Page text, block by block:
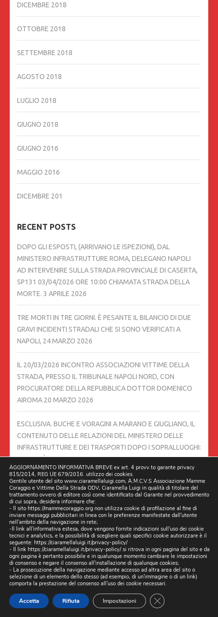
DICEMBRE 2018
OTTOBRE 2018
SETTEMBRE 2018
AGOSTO 2018
LUGLIO 2018
GIUGNO 2018
GIUGNO 2016
MAGGIO 2016
DICEMBRE 201
RECENT POSTS
DOPO GLI ESPOSTI, (ARRIVANO LE ISPEZIONI), DAL
MINISTERO INFRASTRUTTURE ROMA, DELEGANO NAPOLI
AD INTERVENIRE SULLA STRADA PROVINCIALE DI CASERTA,
SP131 03/04/2026 ORE 10:00 CHIAMATA STRADA DELLA
MORTE. 3 APRILE 2026
TRE MORTI IN TRE GIORNI. È PESANTE IL BILANCIO DI DUE
GRAVI INCIDENTI STRADALI CHE SI SONO VERIFICATI A
NAPOLI, 24 MARZO 2026
IL 20/03/2026 INCONTRO ASSOCIAZIONI VITTIME DELLA
STRADA, PRESSO IL TRIBUNALE NAPOLI NORD, CON
PROCURATORE DELLA REPUBBLICA DOTTOR DOMENICO
AIROMA 20 MARZO 2026
ESCLUSIVA. BUCHE E VORAGINI A MARANO E GIUGLIANO, IL
CONTENUTO DELLE RELAZIONI DEL MINISTERO DELLE
INFRASTRUTTURE E DEI TRASPORTI DOPO I SOPRALLUOGHI:
CRITICITÀ E PRIMI INTERVENTI19 MARZO 2026
06/03/2026 DUE CAMION DELLA RACCOLTA RIFIUTI DI
TRENTOLA DUCENTA FANNO TRASBORDO IN STRADA A
LUSCIANO.6 MARZO 2026
STRADE DISSESTATE, BLITZ DEGLI ISPETTORI MINISTERIALI
ANCHE A GIUGLIANO 5 MARZO 2026
LA BUCA LUSCIANO IN VIALE DELLA LIBERTÀ, CIVICO 55, È
ANCORA LÌ.4 MARZO 2026
L’ILLUMINAZIONE TRA VIA BETTINO CRAXI E VIA LUCARELLI È
AGGIORNAMENTO INFORMATIVA BREVE ex art. 4 provv.to garante privacy
815/2014, REG UE 679/2016. utilizzo dei cookies.
Gentile utente del sito www.ciaramellaluigi.com, A.M.C.V.S Associazione Mamme
Coraggio e Vittime Della Strada ODV, Ciaramella Luigi in qualità di titolare del
trattamento ovvero di editore così come identificato dal Garante nel provvedimento
di cui sopra, desidera informare che:
- Il sito https://mammecoraggio.org non utilizza cookie di profilazione al fine di
inviare messaggi pubblicitari in linea con le preferenze manifestate dall'utente
nell'ambito della navigazione in rete;
-Il link all'informativa estesa, dove vengono fornite indicazioni sull'uso dei cookie
tecnici e analytics, e la possibilità di scegliere quali specifici cookie autorizzare è il
seguente: https://ciaramellaluigi.it/privacy-policy/
- Il link https://ciaramellaluigi.it/privacy-policy/si ritrova in ogni pagina del sito e da
ogni pagina è pertanto possibile e in qualunque momento cambiare le impostazioni
di consenso e negare il consenso all'installazione di qualunque cookies;
- La prosecuzione della navigazione mediante accesso ad altra area del sito o
selezione di un elemento dello stesso (ad esempio, di un'immagine o di un link)
comporta la prestazione del consenso all'uso dei cookie necessari.
Accetta Rifiuta Impostazioni CLOSE GDPR